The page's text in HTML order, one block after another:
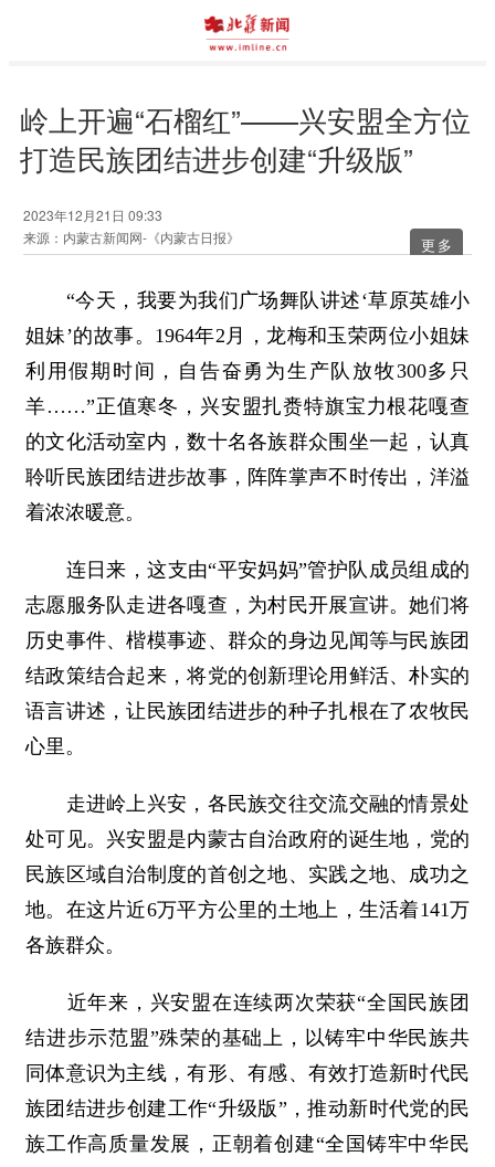
岭上开遍“石榴红”——兴安盟全方位
打造民族团结进步创建“升级版”
2023年12月21日 09:33
来源：内蒙古新闻网-《内蒙古日报》
更多
“今天，我要为我们广场舞队讲述‘草原英雄小
姐妹’的故事。1964年2月，龙梅和玉荣两位小姐妹
利用假期时间，自告奋勇为生产队放牧300多只
羊……”正值寒冬，兴安盟扎赉特旗宝力根花嘎查
的文化活动室内，数十名各族群众围坐一起，认真
聆听民族团结进步故事，阵阵掌声不时传出，洋溢
着浓浓暖意。
连日来，这支由“平安妈妈”管护队成员组成的
志愿服务队走进各嘎查，为村民开展宣讲。她们将
历史事件、楷模事迹、群众的身边见闻等与民族团
结政策结合起来，将党的创新理论用鲜活、朴实的
语言讲述，让民族团结进步的种子扎根在了农牧民
心里。
走进岭上兴安，各民族交往交流交融的情景处
处可见。兴安盟是内蒙古自治政府的诞生地，党的
民族区域自治制度的首创之地、实践之地、成功之
地。在这片近6万平方公里的土地上，生活着141万
各族群众。
近年来，兴安盟在连续两次荣获“全国民族团
结进步示范盟”殊荣的基础上，以铸牢中华民族共
同体意识为主线，有形、有感、有效打造新时代民
族团结进步创建工作“升级版”，推动新时代党的民
族工作高质量发展，正朝着创建“全国铸牢中华民